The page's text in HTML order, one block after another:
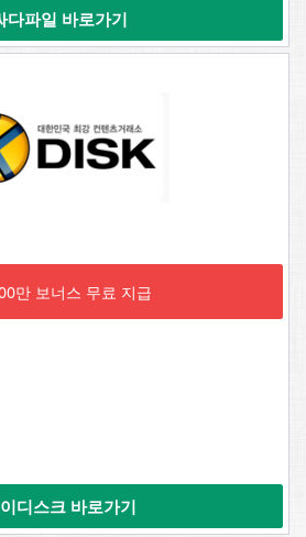
다파일 바로가기
만 보너스 무료 지급
디스크 바로가기